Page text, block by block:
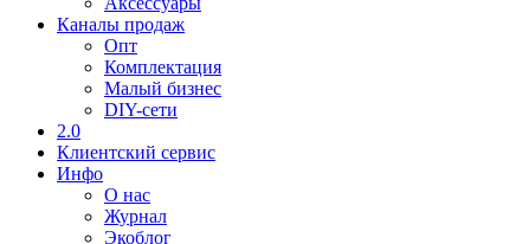
Каналы продаж
Опт
Комплектация
Малый бизнес
DIY-сети
2.0
Клиентский сервис
Инфо
О нас
Журнал
Экоблог